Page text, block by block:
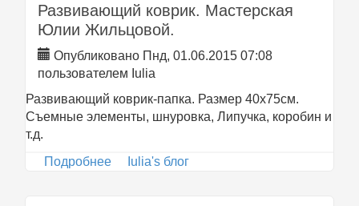
Развивающий коврик. Мастерская
Юлии Жильцовой.
Опубликовано Пнд, 01.06.2015 07:08
пользователем Iulia
Развивающий коврик-папка. Размер 40х75см.
Съемные элементы, шнуровка, Липучка, коробин и
т.д.
Подробнее о Развивающий коврик. Мастерская
Iulia's блог